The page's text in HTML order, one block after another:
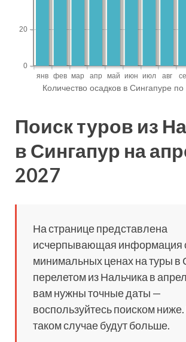
Поиск туров из
в Сингапур на
2027
На странице представлена
исчерпывающая информация
минимальных ценах на туры в
перелетом из Нальчика в
вам нужны точные даты —
воспользуйтесь поиском
таком случае будут больше.